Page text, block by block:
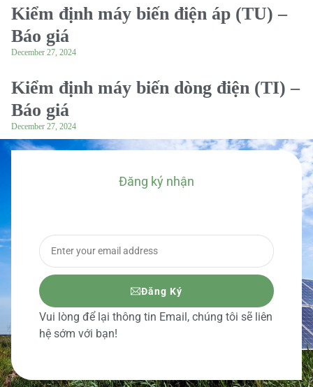
Kiểm định máy biến điện áp (TU) –
Báo giá
December 27, 2024
Kiểm định máy biến dòng điện (TI) –
Báo giá
December 27, 2024
Đăng ký nhận
Đăng Ký
Vui lòng để lại thông tin Email, chúng tôi sẽ liên
hệ sớm với bạn!